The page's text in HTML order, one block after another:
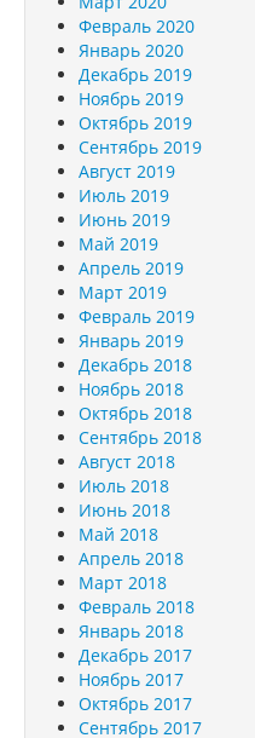
Февраль 2020
Январь 2020
Декабрь 2019
Ноябрь 2019
Октябрь 2019
Сентябрь 2019
Август 2019
Июль 2019
Июнь 2019
Май 2019
Апрель 2019
Март 2019
Февраль 2019
Январь 2019
Декабрь 2018
Ноябрь 2018
Октябрь 2018
Сентябрь 2018
Август 2018
Июль 2018
Июнь 2018
Май 2018
Апрель 2018
Март 2018
Февраль 2018
Январь 2018
Декабрь 2017
Ноябрь 2017
Октябрь 2017
Сентябрь 2017